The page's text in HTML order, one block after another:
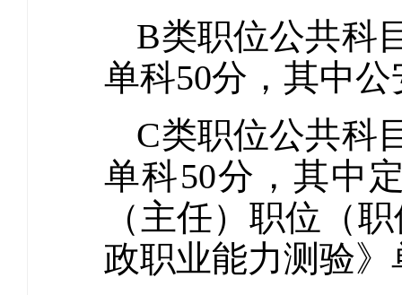
B类职位公共科
单科50分，其中
C类职位公共科
单科50分，其中
（主任）职位（
政职业能力测验》